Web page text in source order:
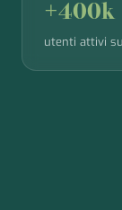
+400k
utenti attivi